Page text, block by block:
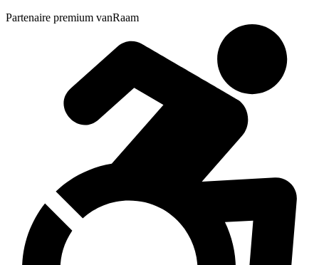
Partenaire premium vanRaam